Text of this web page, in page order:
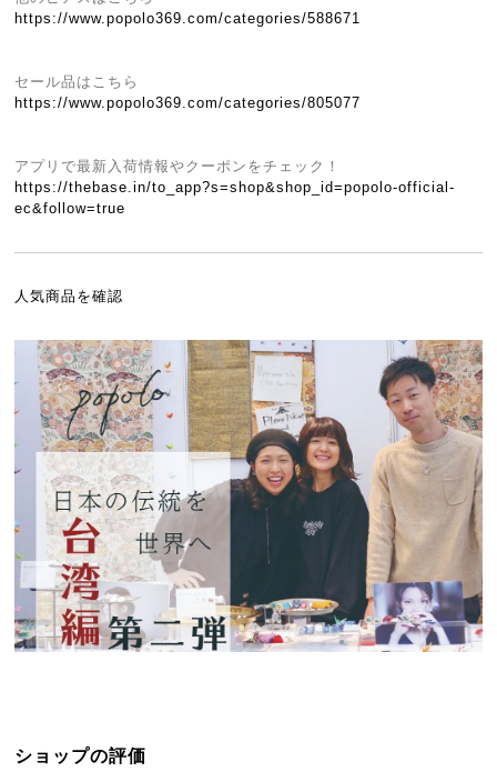
https://www.popolo369.com/categories/588671
セール品はこちら
https://www.popolo369.com/categories/805077
アプリで最新入荷情報やクーポンをチェック！
https://thebase.in/to_app?s=shop&shop_id=popolo-official-
ec&follow=true
人気商品を確認
ショップの評価